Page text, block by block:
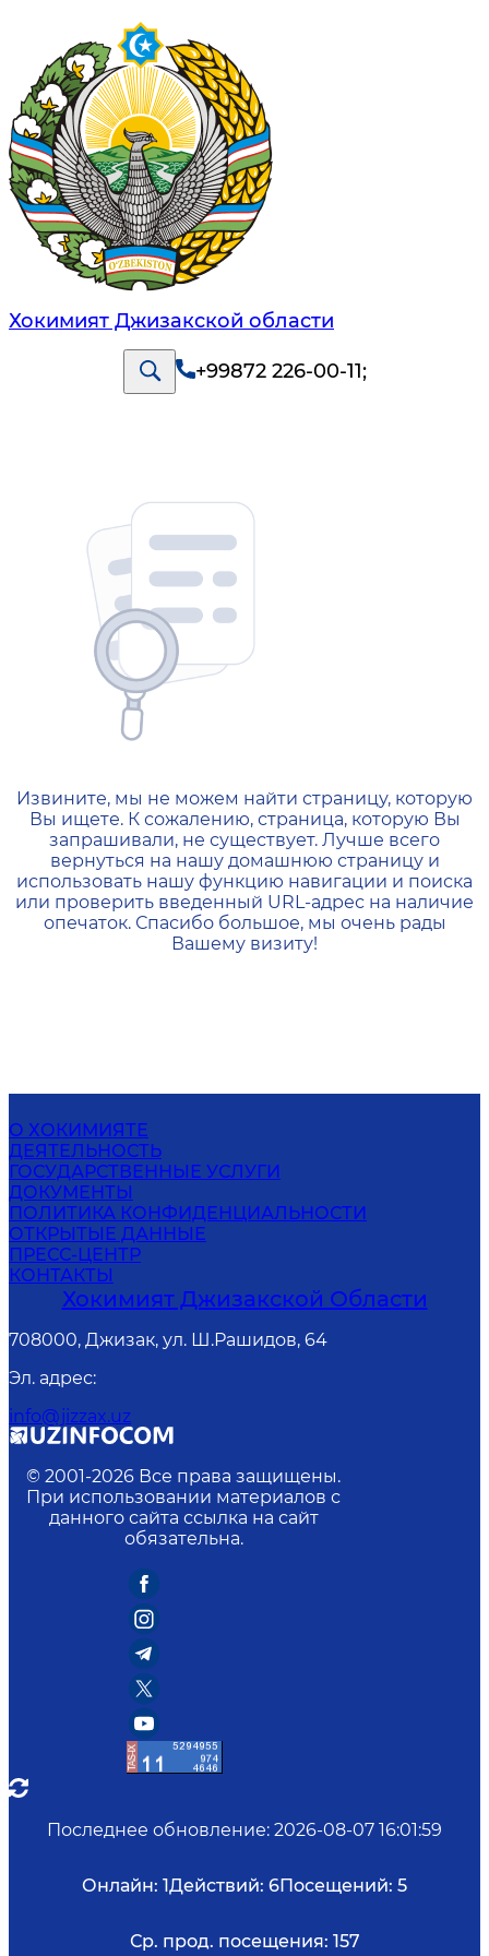
Хокимият Джизакской области
+99872 226-00-11;
404 — Страница не
Извините, мы не можем найти страницу, которую
Вы ищете. К сожалению, страница, которую Вы
запрашивали, не существует. Лучше всего
вернуться на нашу домашнюю страницу и
использовать нашу функцию навигации и поиска
или проверить введенный URL-адрес на наличие
опечаток. Спасибо большое, мы очень рады
Вашему визиту!
О ХОКИМИЯТЕ
ДЕЯТЕЛЬНОСТЬ
ГОСУДАРСТВЕННЫЕ УСЛУГИ
ДОКУМЕНТЫ
ПОЛИТИКА КОНФИДЕНЦИАЛЬНОСТИ
ОТКРЫТЫЕ ДАННЫЕ
ПРЕСС-ЦЕНТР
КОНТАКТЫ
Хокимият Джизакской Области
708000, Джизак, ул. Ш.Рашидов, 64
Эл. адрес:
info@jizzax.uz
© 2001-2026 Все права защищены.
При использовании материалов с
данного сайта ссылка на сайт
обязательна.
Последнее обновление: 2026-08-07 16:01:59
Онлайн: 1Действий: 6Посещений: 5
Ср. прод. посещения: 157